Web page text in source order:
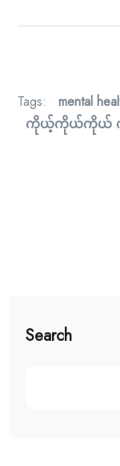
Tags: mental
ကိုယ့်ကိုယ်ကိုယ် ဂ
Search